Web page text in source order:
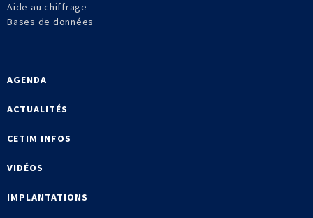
Aide au chiffrage
Bases de données
AGENDA
ACTUALITÉS
CETIM INFOS
VIDÉOS
IMPLANTATIONS